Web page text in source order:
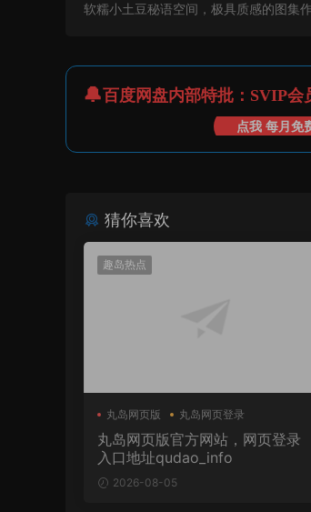
软糯小土豆秘语空间，极具质感的图集
百度网盘内部特批：SVIP会
点我 每月免
猜你喜欢
趣岛热点
丸岛网页版 丸岛网页登录
丸岛网页版官方网站，网页登录
入口地址qudao_info
2026-08-05